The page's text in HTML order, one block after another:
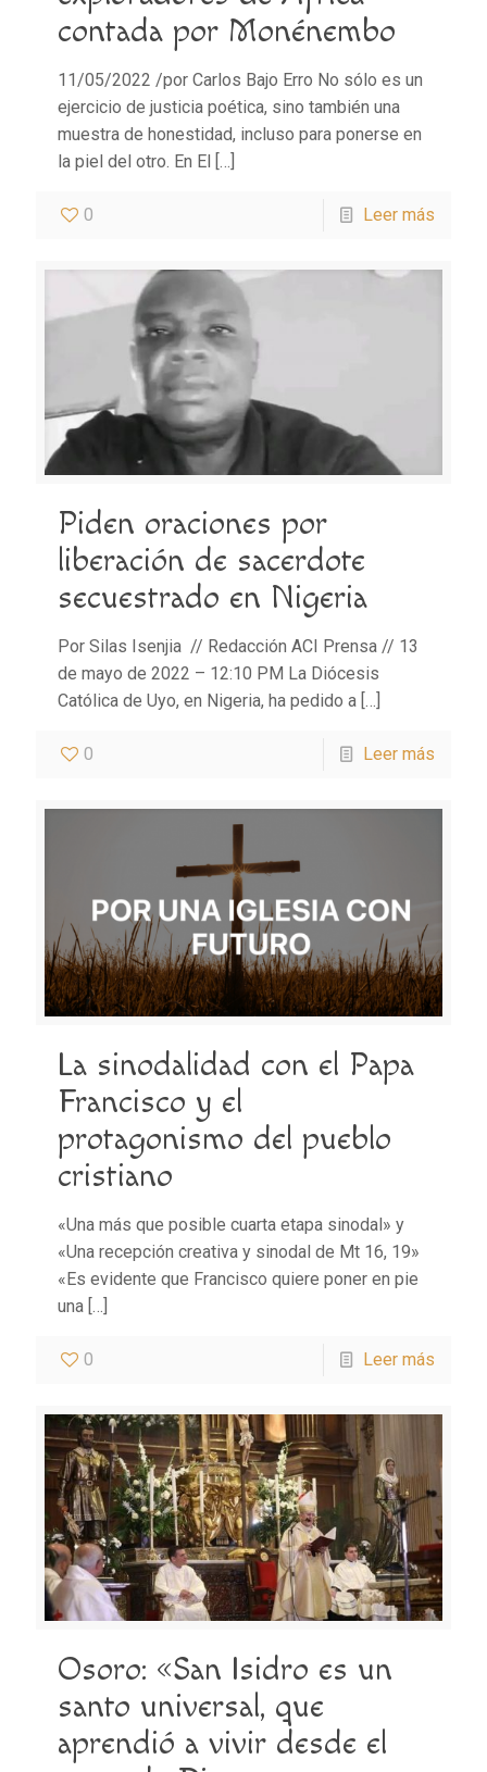
contada por Monénembo
11/05/2022 /por Carlos Bajo Erro No sólo es un
ejercicio de justicia poética, sino también una
muestra de honestidad, incluso para ponerse en
la piel del otro. En El
[…]
0 Leer más
Piden oraciones por
liberación de sacerdote
secuestrado en Nigeria
Por Silas Isenjia // Redacción ACI Prensa // 13
de mayo de 2022 – 12:10 PM La Diócesis
Católica de Uyo, en Nigeria, ha pedido a […]
0 Leer más
La sinodalidad con el Papa
Francisco y el
protagonismo del pueblo
cristiano
«Una más que posible cuarta etapa sinodal» y
«Una recepción creativa y sinodal de Mt 16, 19»
«Es evidente que Francisco quiere poner en pie
una […]
0 Leer más
Osoro: «San Isidro es un
santo universal, que
aprendió a vivir desde el